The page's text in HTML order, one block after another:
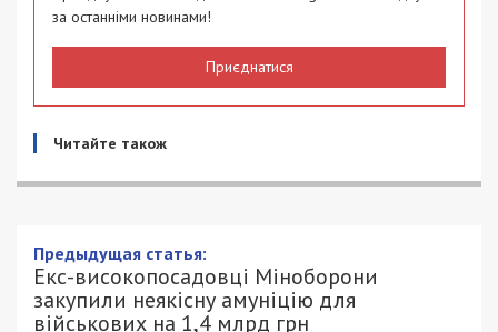
за останніми новинами!
Приєднатися
Читайте також
Екс-високопосадовці Міноборони
закупили неякісну амуніцію для
військових на 1,4 млрд грн